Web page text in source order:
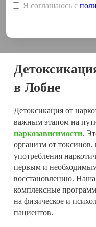
Я соглашаюсь с
в Лобне
Детоксикация от
важным этапом на
наркозависимости.
организм от токсинов,
употребления
первым и
восстановлению. Наша
комплексные
на физическое и
пациентов.